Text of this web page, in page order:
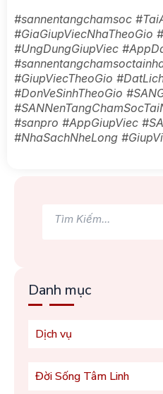
#sannentangchamsoc
#GiaGiupViecNhaTheoGio
#UngDungGiupViec
#GiupViecTheoGio
#DonVeSinhTheoGio
#sanpro #AppGiupViec
#NhaSachNheLong
kiếm
Danh mục
Dịch vụ
Đời Sống Tâm Linh